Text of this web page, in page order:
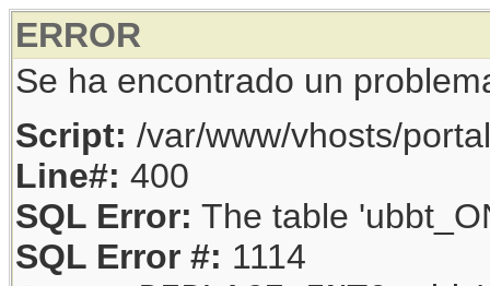
ERROR
Se ha encontrado un
Script: /var/www/vhosts/
Line#: 400
SQL Error: The table
SQL Error #: 1114